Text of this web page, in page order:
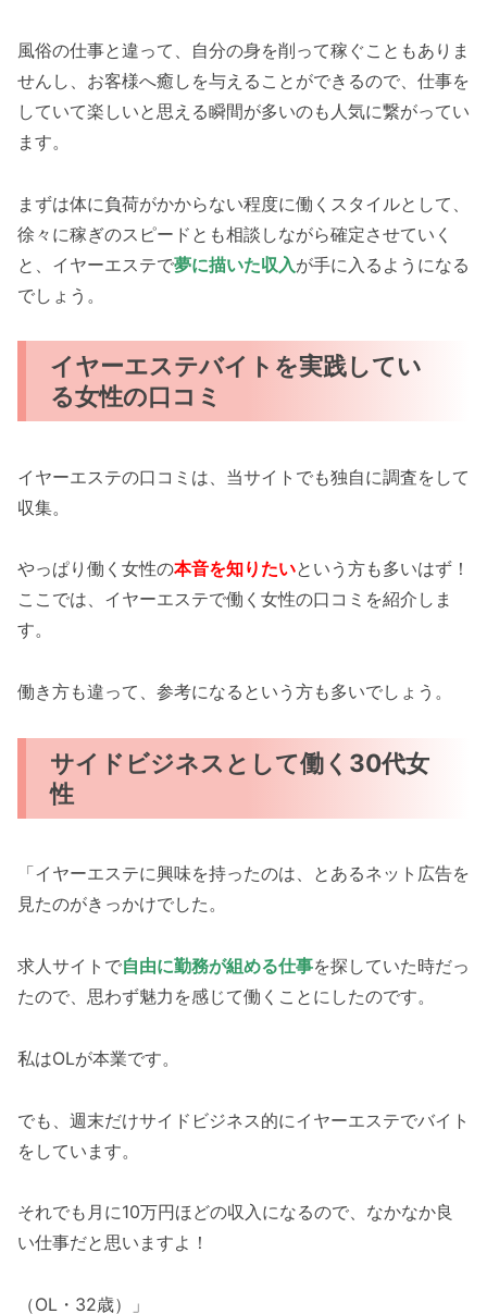
風俗の仕事と違って、自分の身を削って稼ぐこともありま
せんし、お客様へ癒しを与えることができるので、仕事を
していて楽しいと思える瞬間が多いのも人気に繋がってい
ます。
まずは体に負荷がかからない程度に働くスタイルとして、
徐々に稼ぎのスピードとも相談しながら確定させていく
と、イヤーエステで夢に描いた収入が手に入るようになる
でしょう。
イヤーエステバイトを実践してい
る女性の口コミ
イヤーエステの口コミは、当サイトでも独自に調査をして
収集。
やっぱり働く女性の本音を知りたいという方も多いはず！
ここでは、イヤーエステで働く女性の口コミを紹介しま
す。
働き方も違って、参考になるという方も多いでしょう。
サイドビジネスとして働く30代女
性
「イヤーエステに興味を持ったのは、とあるネット広告を
見たのがきっかけでした。
求人サイトで自由に勤務が組める仕事を探していた時だっ
たので、思わず魅力を感じて働くことにしたのです。
私はOLが本業です。
でも、週末だけサイドビジネス的にイヤーエステでバイト
をしています。
それでも月に10万円ほどの収入になるので、なかなか良
い仕事だと思いますよ！
（OL・32歳）」